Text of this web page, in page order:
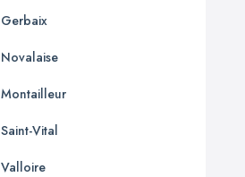
Gerbaix
Novalaise
Montailleur
Saint-Vital
Valloire